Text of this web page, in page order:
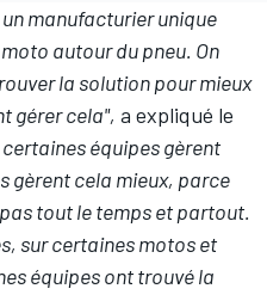
manufacturier unique
autour du pneu. On
la solution pour mieux
gérer cela", a expliqué le
équipes gèrent
gèrent cela mieux, parce
tout le temps et partout.
sur certaines motos et
équipes ont trouvé la